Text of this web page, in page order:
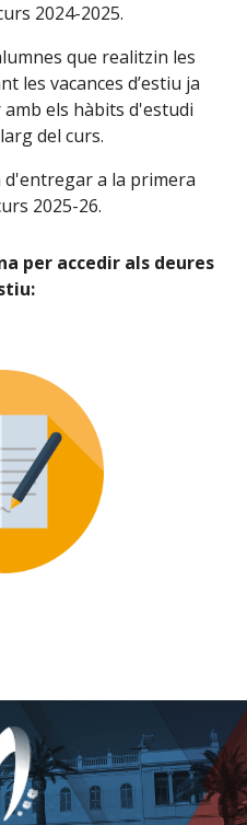
2024-2025.
que realitzin les
les vacances d’estiu ja
els hàbits d'estudi
del curs.
d'entregar a la primera
2025-26.
per accedir als deures